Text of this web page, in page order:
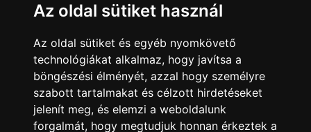
Az oldal sütiket használ
Az oldal sütiket és egyéb nyomkövető
technológiákat alkalmaz, hogy javítsa a
böngészési élményét, azzal hogy személyre
szabott tartalmakat és célzott hirdetéseket
jelenít meg, és elemzi a weboldalunk
forgalmát, hogy megtudjuk honnan érkeztek a